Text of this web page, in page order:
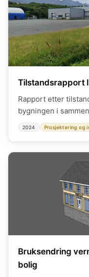
Tilstandsrapport
Rapport etter
bygningen i
2024 Prosjektering og
Bruksendring
bolig